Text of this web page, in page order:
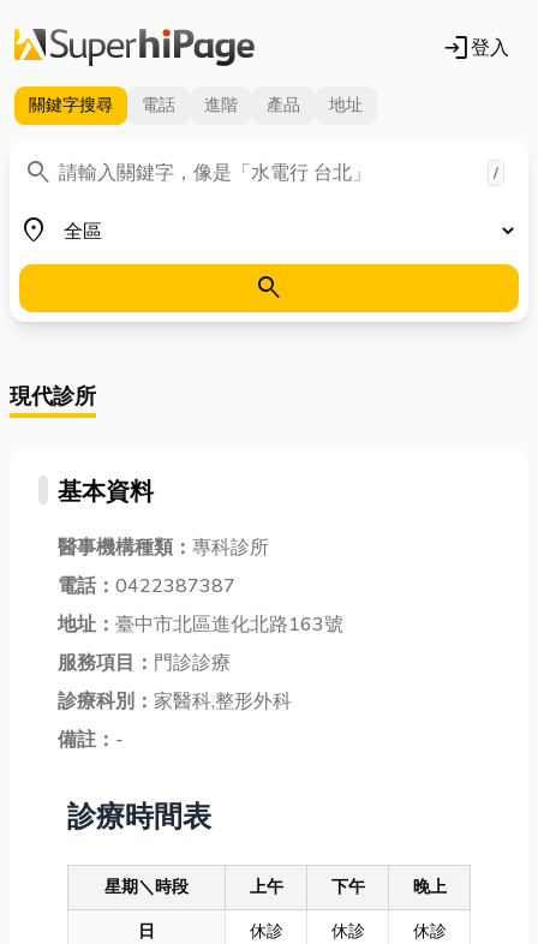
login登入
關鍵字搜尋 電話 進階 產品 地址
search
關鍵字 /
place
地區
search
現代診所
基本資料
醫事機構種類： 專科診所
電話： 0422387387
地址： 臺中市北區進化北路163號
服務項目： 門診診療
診療科別： 家醫科,整形外科
備註： -
診療時間表
星期＼時段 上午 下午
晚上
日
休診 休診
休診